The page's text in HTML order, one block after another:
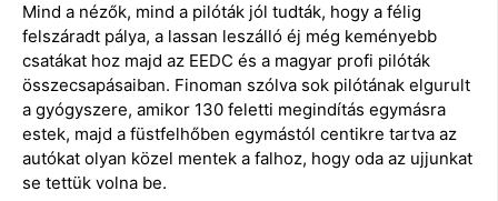
Mind a nézők, mind a pilóták jól tudták, hogy a félig
felszáradt pálya, a lassan leszálló éj még keményebb
csatákat hoz majd az EEDC és a magyar profi pilóták
összecsapásaiban. Finoman szólva sok pilótának elgurult
a gyógyszere, amikor 130 feletti megindítás egymásra
estek, majd a füstfelhőben egymástól centikre tartva az
autókat olyan közel mentek a falhoz, hogy oda az ujjunkat
se tettük volna be.